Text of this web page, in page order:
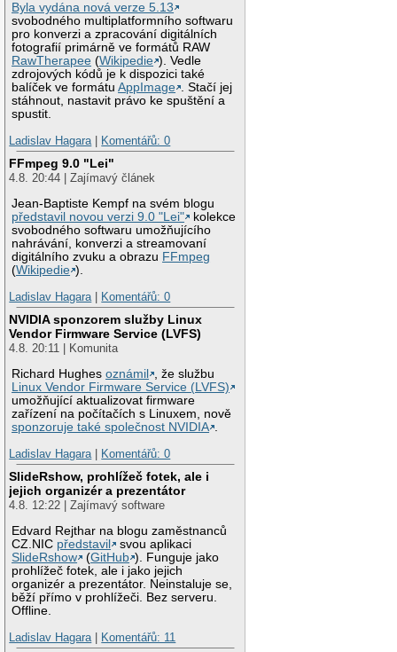
Byla vydána nová verze 5.13
svobodného multiplatformního softwaru
pro konverzi a zpracování digitálních
fotografií primárně ve formátů RAW
RawTherapee (Wikipedie ). Vedle
zdrojových kódů je k dispozici také
balíček ve formátuAppImage . Stačí jej
stáhnout, nastavit právo ke spuštění a
spustit.
Ladislav Hagara
Komentářů: 0
FFmpeg 9.0 "Lei"
4.8. 20:44 | Zajímavý článek
Jean-Baptiste Kempf na svém blogu
představil novou verzi 9.0 "Lei"
kolekce
svobodného softwaru umožňujícího
nahrávání, konverzi a streamovaní
digitálního zvuku a obrazu FFmpeg
(Wikipedie ).
Ladislav Hagara
Komentářů: 0
NVIDIA sponzorem služby Linux
Vendor Firmware Service (LVFS)
4.8. 20:11 | Komunita
Richard Hughesoznámil
, že službu
Linux Vendor Firmware Service (LVFS)
umožňující aktualizovat firmware
zařízení na počítačích s Linuxem, nově
sponzoruje také společnost NVIDIA .
Ladislav Hagara | Komentářů: 0
SlideRshow, prohlížeč fotek, ale i
jejich organizér a prezentátor
4.8. 12:22 | Zajímavý software
Edvard Rejthar na blogu zaměstnanců
CZ.NIC představil
svou aplikaci
SlideRshow
(GitHub ). Funguje jako
prohlížeč fotek, ale i jako jejich
organizér a prezentátor. Neinstaluje se,
běží přímo v prohlížeči. Bez serveru.
Offline.
Ladislav Hagara | Komentářů: 11